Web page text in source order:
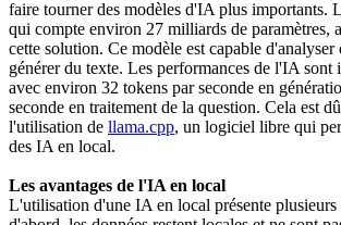
faire tourner des modèles d'IA plus importants.
qui compte environ 27 milliards de paramètres,
cette solution. Ce modèle est capable d'analyser
générer du texte. Les performances de l'IA sont
avec environ 32 tokens par seconde en
seconde en traitement de la question. Cela est
l'utilisation de llama.cpp, un logiciel libre qui
des IA en local.
Les avantages de l'IA en local
L'utilisation d'une IA en local présente plusieurs